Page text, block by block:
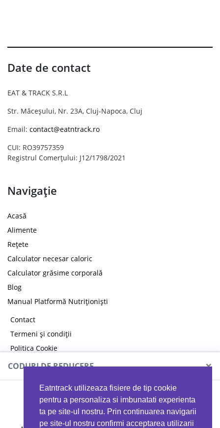
Eatntrack utilizeaza fisiere de tip cookie
pentru a personaliza si imbunatati experienta
ta pe site-ul nostru. Prin continuarea navigarii
pe site-ul nostru confirmi acceptarea utilizarii
Date de contact
EAT & TRACK S.R.L
Str. Măceșului, Nr. 23A, Cluj-Napoca, Cluj
Email: contact@eatntrack.ro
CUI: RO39757359
Registrul Comerțului: J12/1798/2021
Navigație
Acasă
Alimente
Rețete
Calculator necesar caloric
Calculator grăsime corporală
Blog
Manual Platformă Nutriționiști
Contact
Termeni și condiții
Politica Cookie
Politica de confidențialitate
CODURI DE REDUCERE ×
MYPROTEIN